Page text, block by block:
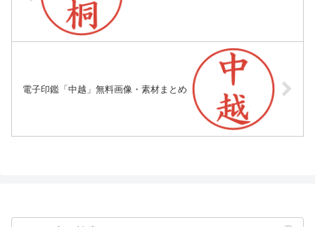
電子印鑑「中越」無料画像・素材まとめ